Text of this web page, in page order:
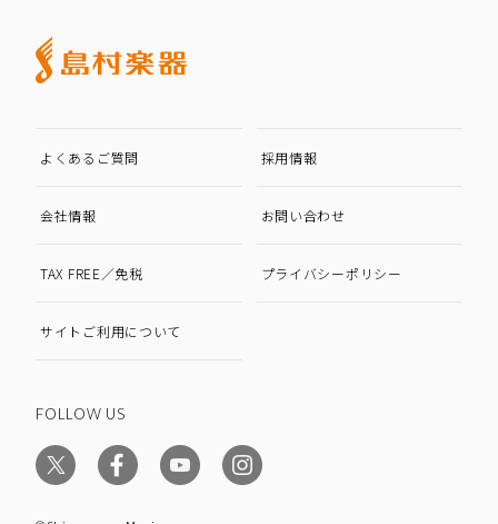
よくあるご質問 採用情報
会社情報 お問い合わせ
TAX FREE／免税 プライバシーポリシー
サイトご利用について
FOLLOW US